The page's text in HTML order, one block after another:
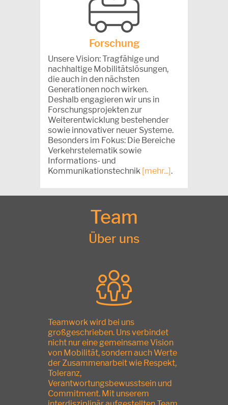
Forschung
Unsere Vision: Tragfähige und
nachhaltige Mobilitätslösungen,
die auch in den nächsten
Generationen noch wirken.
Deshalb engagieren wir uns in
Forschungsprojekten zur
Weiterentwicklung bestehender
sowie innovativer neuer Systeme.
Besonders im Fokus: Die Bereiche
Verkehrstelematik sowie
Informations- und
Kommunikationstechnik [mehr...].
Team
Über uns
Teamwork wird bei uns
großgeschrieben. Uns verbindet
nicht nur eine gemeinsame Vision
von Mobilität, sondern auch Werte
der Zusammenarbeit wie Respekt,
Toleranz,
Verantwortungsbewusstsein und
Commitment. Mit unserem